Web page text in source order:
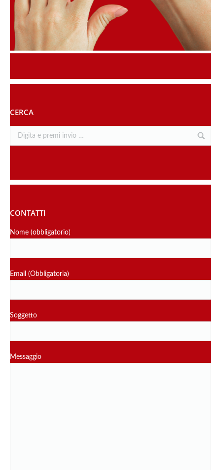
CERCA
CONTATTI
Nome (obbligatorio)
Email (Obbligatoria)
Soggetto
Messaggio